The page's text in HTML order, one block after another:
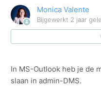
Hoe kan ik de
Sleutelwoorden
Een administrator kan in
gebruiker welke
Monica Valente
Bijgewerkt 2 jaar
In MS-Outlook heb je de
slaan in admin-DMS.